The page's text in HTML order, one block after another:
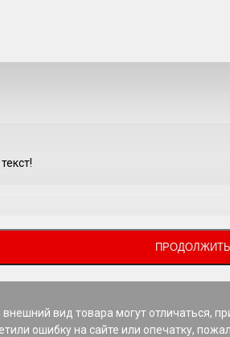
ПРОДОЛЖИТЬ
вид товара могут отличаться,
ошибку на сайте или опечатку,